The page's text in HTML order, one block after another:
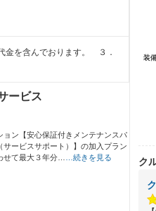
金を含んでおります。 ３．
ービス
ョン【安心保証付きメンテナンスパ
サービスサポート）】の加入プラン
せて最大３年分…
…続きを見る
装
装
ク